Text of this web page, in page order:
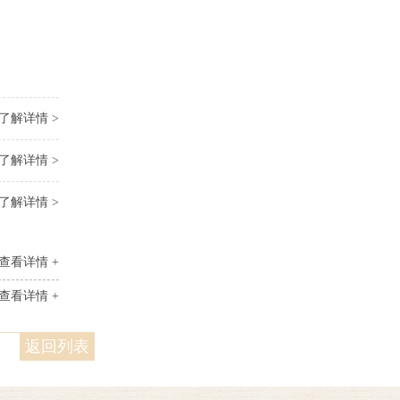
解详情 >
解详情 >
解详情 >
看详情 +
看详情 +
返回列表